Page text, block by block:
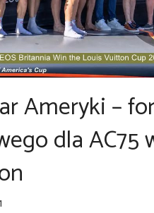
Ameryki –
dla AC75